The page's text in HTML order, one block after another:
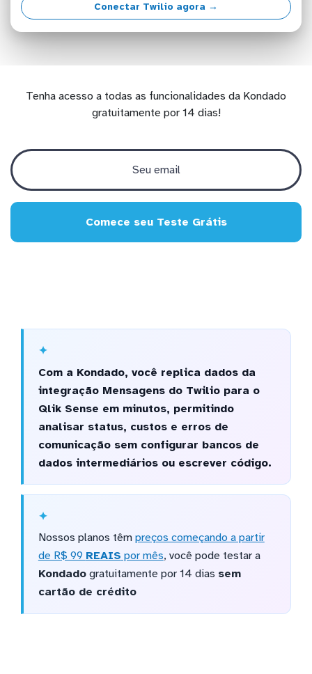
Conectar Twilio agora →
Tenha acesso a todas as funcionalidades da Kondado
gratuitamente por 14 dias!
Comece seu Teste Grátis
Com a Kondado, você replica dados da
integração Mensagens do Twilio para o
Qlik Sense em minutos, permitindo
analisar status, custos e erros de
comunicação sem configurar bancos de
dados intermediários ou escrever código.
Nossos planos têm preços começando a partir
de R$ 99 REAIS por mês, você pode testar a
Kondadogratuitamente por 14 dias sem
cartão de crédito